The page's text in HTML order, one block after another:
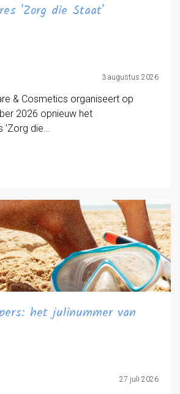
'Zorg die Staat'
3 augustus 2026
& Cosmetics organiseert op
2026 opnieuw het
'Zorg die…
het julinummer van
27 juli 2026